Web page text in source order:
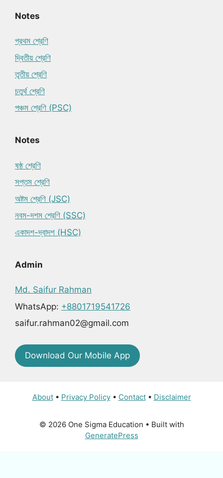
Notes
প্রথম শ্রেণি
দ্বিতীয় শ্রেণি
তৃতীয় শ্রেণি
চতুর্থ শ্রেণি
পঞ্চম শ্রেণি (PSC)
Notes
ষষ্ঠ শ্রেণি
সপ্তম শ্রেণি
অষ্টম শ্রেণি (JSC)
নবম-দশম শ্রেণি (SSC)
একাদশ-দ্বাদশ (HSC)
Admin
Md. Saifur Rahman
WhatsApp: +8801719541726
saifur.rahman02@gmail.com
Download Our Mobile App
About• Privacy Policy• Contact• Disclaimer
© 2026 One Sigma Education • Built with
GeneratePress